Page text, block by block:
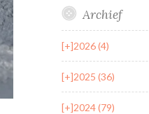
Archief
[+]2026 (4)
[+]2025 (36)
[+]2024 (79)